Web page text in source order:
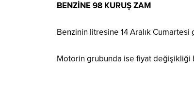
BENZİNE 98 KURUŞ ZAM
Benzinin litresine 14 Aralık
Motorin grubunda ise fiyat değişikliği